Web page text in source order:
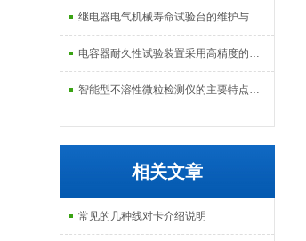
继电器电气机械寿命试验台的维护与校准方式
电容器耐久性试验装置采用高精度的温度控制系统
智能型不溶性微粒检测仪的主要特点及基本工作流程介绍
相关文章
常见的几种线对卡介绍说明